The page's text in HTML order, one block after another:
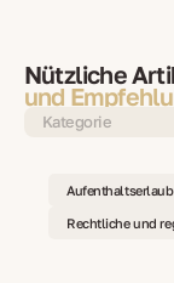
Nützliche
und
Kategorie
Rechtliche und